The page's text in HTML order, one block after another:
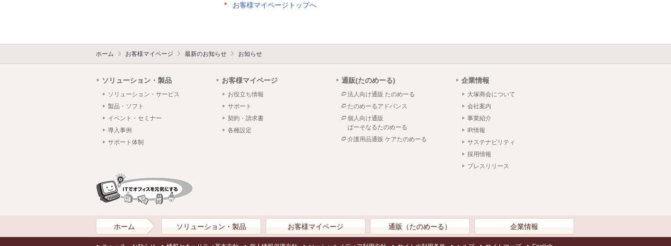
お客様マイページトップへ
ホーム お客様マイページ 最新のお知らせ お知らせ
ソリューション・製品
ソリューション・サービス
製品・ソフト
イベント・セミナー
導入事例
サポート体制
お客様マイページ
お役立ち情報
サポート
契約・請求書
各種設定
通販(たのめーる)
法人向け通販 たのめーる
たのめーるアドバンス
個人向け通販
ぱーそなるたのめーる
介護用品通販 ケアたのめーる
企業情報
大塚商会について
会社案内
事業紹介
IR情報
サステナビリティ
採用情報
プレスリリース
ホーム ソリューション・製品 お客様マイページ 通販（たのめーる） 企業情報